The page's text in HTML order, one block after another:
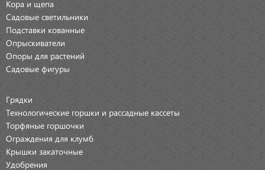
Кора и щепа
Садовые светильники
Подставки кованные
Опрыскиватели
Опоры для растений
Садовые фигуры
Грядки
Технологические горшки и рассадные кассеты
Торфяные горшочки
Ограждения для клумб
Крышки закаточные
Удобрения